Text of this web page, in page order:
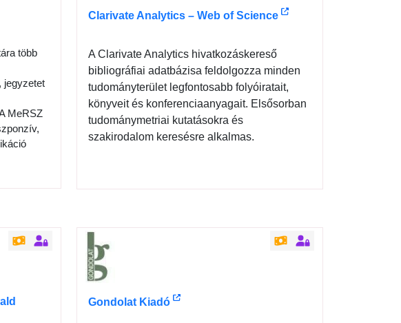
több
jegyzetet
MeRSZ
Clarivate Analytics – Web of Science
A Clarivate Analytics hivatkozáskereső
bibliográfiai adatbázisa feldolgozza minden
tudományterület legfontosabb folyóiratait,
könyveit és konferenciaanyagait. Elsősorban
tudománymetriai kutatásokra és
szakirodalom keresésre alkalmas.
Gondolat Kiadó